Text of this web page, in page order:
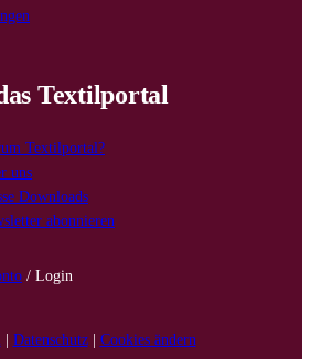
Textilportal
Textilportal?
uns
Downloads
abonnieren
/ Login
| Datenschutz| Cookies ändern